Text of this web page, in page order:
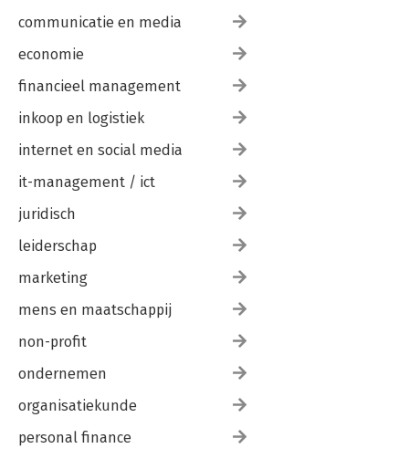
communicatie en media
economie
financieel management
inkoop en logistiek
internet en social media
it-management / ict
juridisch
leiderschap
marketing
mens en maatschappij
non-profit
ondernemen
organisatiekunde
personal finance